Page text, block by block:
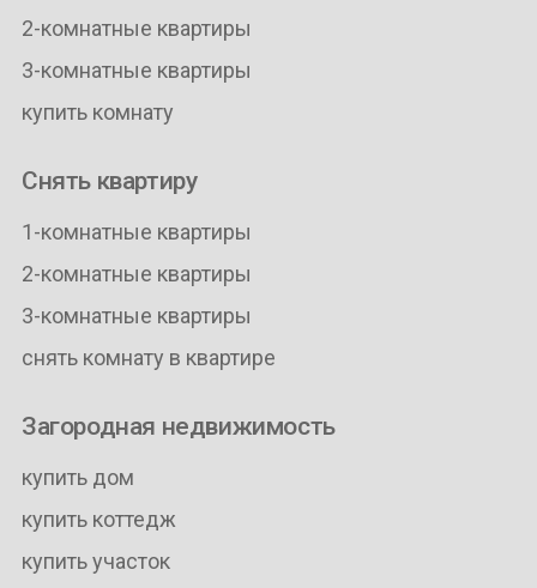
2-комнатные квартиры
3-комнатные квартиры
купить комнату
Снять квартиру
1-комнатные квартиры
2-комнатные квартиры
3-комнатные квартиры
снять комнату в квартире
Загородная недвижимость
купить дом
купить коттедж
купить участок